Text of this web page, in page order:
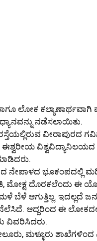
ಲೋಕ
ನಡೆಸಲಾಯಿತು.
ವೀರಾಪುರದ
ಈಶ್ವರೀಯ
ನೇಪಾಳದ ಭೂಕಂಪದಲ್ಲಿ
ಮೋಕ್ಷ ದೊರಕಲೆಂದು ಈ
ಮಳೆ ಬೆಳೆ ಆಗುತ್ತಿಲ್ಲ. ಇದಲ್ಲದೆ
ಆದ್ದರಿಂದ ಈ
ವಿವರಿಸಿದರು.
ಮಳ್ಳೂರು